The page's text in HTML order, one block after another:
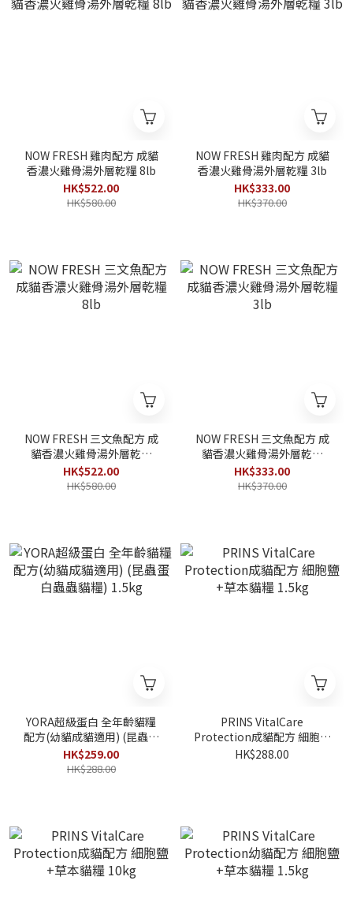
NOW FRESH 雞肉配方 成貓
香濃火雞骨湯外層乾糧 8lb
HK$522.00
HK$580.00
NOW FRESH 雞肉配方 成貓
香濃火雞骨湯外層乾糧 3lb
HK$333.00
HK$370.00
NOW FRESH 三文魚配方 成
貓香濃火雞骨湯外層乾糧
8lb
HK$522.00
HK$580.00
NOW FRESH 三文魚配方 成
貓香濃火雞骨湯外層乾糧
3lb
HK$333.00
HK$370.00
YORA超級蛋白 全年齡貓糧
配方(幼貓成貓適用) (昆蟲蛋
白蟲蟲貓糧) 1.5kg
HK$259.00
HK$288.00
PRINS VitalCare
Protection成貓配方 細胞鹽
+草本貓糧 1.5kg
HK$288.00